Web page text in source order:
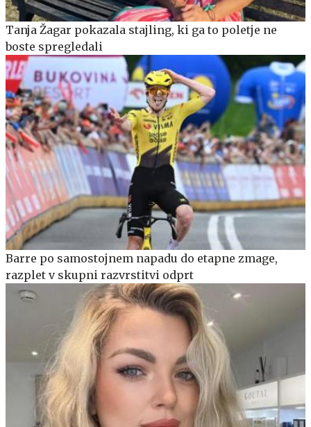
Tanja Žagar pokazala stajling, ki ga to poletje ne
boste spregledali
Barre po samostojnem napadu do etapne zmage,
razplet v skupni razvrstitvi odprt